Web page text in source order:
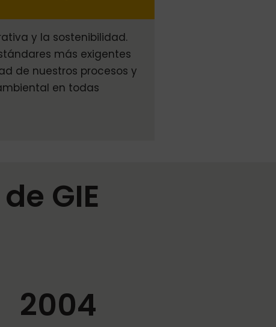
y la sostenibilidad.
más exigentes
de nuestros procesos y
en todas
GIE
2004